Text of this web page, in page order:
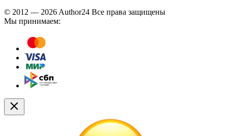
© 2012 — 2026 Author24 Все права защищены
Мы принимаем: